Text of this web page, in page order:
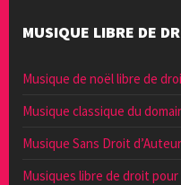
MUSIQUE LIBRE DE
Musique de noël libre de
Musique classique du
Musique Sans Droit d’Auteur
Musiques libre de droit